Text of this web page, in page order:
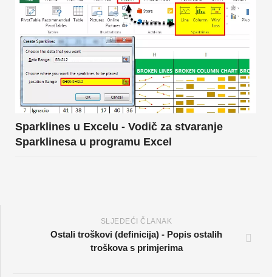
Sparklines u Excelu - Vodič za stvaranje
Sparklinesa u programu Excel
SLJEDEĆI ČLANAK
Ostali troškovi (definicija) - Popis ostalih
troškova s ​​primjerima